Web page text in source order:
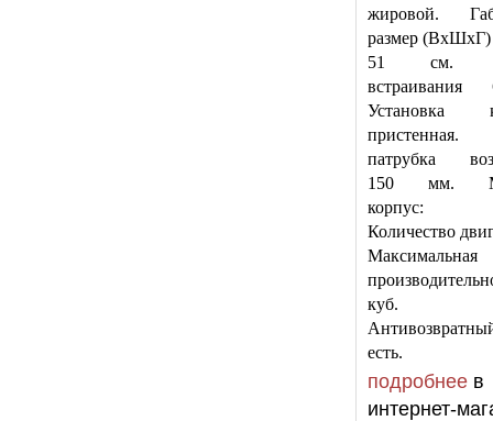
жировой.
размер (ВхШхГ)
51 см.
Установка
пристенная.
патрубка
150 мм.
корпус:
Количество
Максимальная
куб.
есть.
подробнее в
интернет-